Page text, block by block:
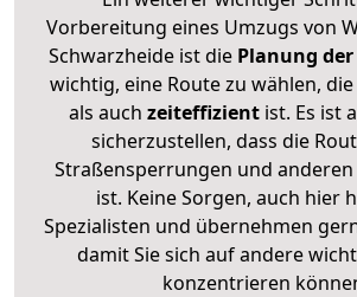
Vorbereitung eines Umzugs von
Schwarzheide ist diePlanung der
wichtig, eine Route zu wählen,
als auch zeiteffizientist. Es ist
sicherzustellen, dass die
Straßensperrungen und
ist. Keine Sorgen, auch hier
Spezialisten und übernehmen
damit Sie sich auf andere
konzentrieren